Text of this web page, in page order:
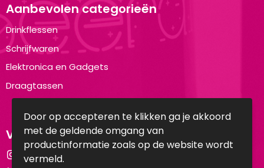
Aanbevolen categorieën
Drinkflessen
Schrijfwaren
Elektronica en Gadgets
Draagtassen
Volg ons op:
Instagram
Door op accepteren te klikken ga je akkoord
met de geldende omgang van
productinformatie zoals op de website wordt
vermeld.